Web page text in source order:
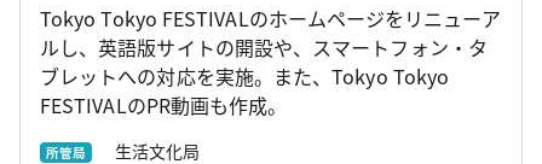
Tokyo Tokyo FESTIVALのホームページをリニューア
ルし、英語版サイトの開設や、スマートフォン・タ
ブレットへの対応を実施。また、Tokyo Tokyo
FESTIVALのPR動画も作成。
所管局 生活文化局